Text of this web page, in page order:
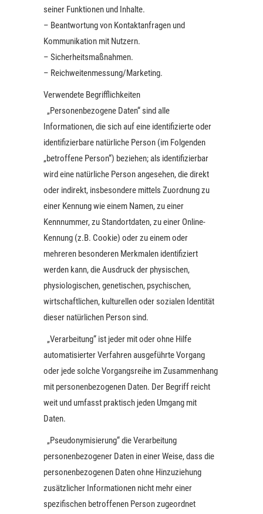
seiner Funktionen und Inhalte.
– Beantwortung von Kontaktanfragen und
Kommunikation mit Nutzern.
– Sicherheitsmaßnahmen.
– Reichweitenmessung/Marketing.
Verwendete Begrifflichkeiten
„Personenbezogene Daten“ sind alle
Informationen, die sich auf eine identifizierte oder
identifizierbare natürliche Person (im Folgenden
„betroffene Person“) beziehen; als identifizierbar
wird eine natürliche Person angesehen, die direkt
oder indirekt, insbesondere mittels Zuordnung zu
einer Kennung wie einem Namen, zu einer
Kennnummer, zu Standortdaten, zu einer Online-
Kennung (z.B. Cookie) oder zu einem oder
mehreren besonderen Merkmalen identifiziert
werden kann, die Ausdruck der physischen,
physiologischen, genetischen, psychischen,
wirtschaftlichen, kulturellen oder sozialen Identität
dieser natürlichen Person sind.
„Verarbeitung“ ist jeder mit oder ohne Hilfe
automatisierter Verfahren ausgeführte Vorgang
oder jede solche Vorgangsreihe im Zusammenhang
mit personenbezogenen Daten. Der Begriff reicht
weit und umfasst praktisch jeden Umgang mit
Daten.
„Pseudonymisierung“ die Verarbeitung
personenbezogener Daten in einer Weise, dass die
personenbezogenen Daten ohne Hinzuziehung
zusätzlicher Informationen nicht mehr einer
spezifischen betroffenen Person zugeordnet